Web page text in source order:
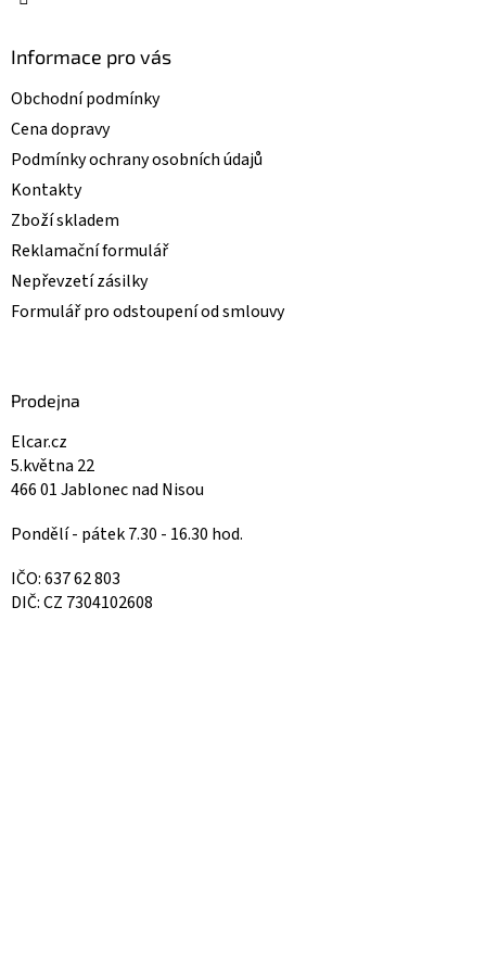
Informace pro vás
Obchodní podmínky
Cena dopravy
Podmínky ochrany osobních údajů
Kontakty
Zboží skladem
Reklamační formulář
Nepřevzetí zásilky
Formulář pro odstoupení od smlouvy
Prodejna
Elcar.cz
5.května 22
466 01 Jablonec nad Nisou
Pondělí - pátek 7.30 - 16.30 hod.
IČO: 637 62 803
DIČ: CZ 7304102608